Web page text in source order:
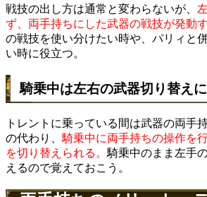
戦技の出し方は通常と変わらないが、
ず、両手持ちにした武器の戦技が発動す
の戦技を使い分けたい時や、パリィと
い時に役立つ。
騎乗中は左右の武器切り替え
トレントに乗っている間は武器の両手
の代わり、 騎乗中に両手持ちの操作を
を切り替えられる。 騎乗中のまま左手
えるので覚えておこう。